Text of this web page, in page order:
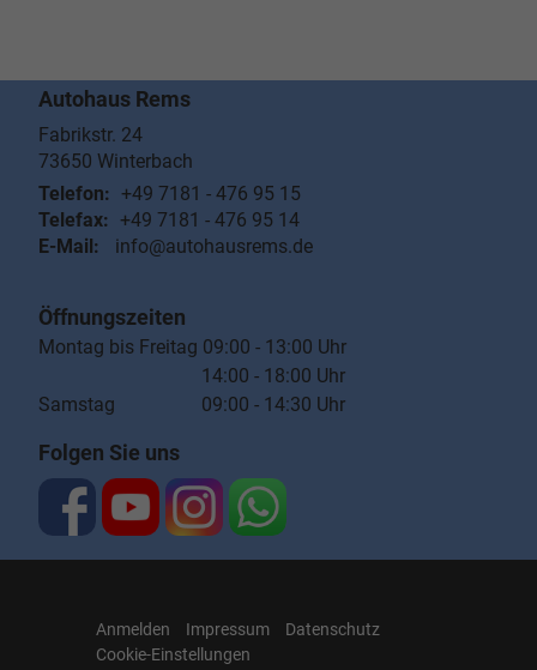
Autohaus Rems
Fabrikstr. 24
73650 Winterbach
Telefon: +49 7181 - 476 95 15
Telefax: +49 7181 - 476 95 14
E-Mail:
info@autohausrems.de
Öffnungszeiten
Montag bis Freitag 09:00 - 13:00 Uhr
14:00 - 18:00 Uhr
Samstag 09:00 - 14:30 Uhr
Folgen Sie uns
Anmelden Impressum
Datenschutz
Cookie-Einstellungen